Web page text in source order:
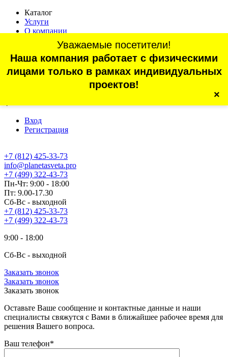
Каталог
Услуги
О компании
Статьи
Контакты
Отзывы
г. Санкт-Петербург, проспект Обуховской Обороны, 70, корп.
Вход
Регистрация
+7 (812) 425-33-73
Уважаемые посетители!
Наша компания работает с физическими
лицами только в рамках индивидуальных
проектов!
×
info@planetasveta.pro
+7 (499) 322-43-73
Пн-Чт: 9:00 - 18:00
Пт: 9.00-17.30
Сб-Вс - выходной
+7 (812) 425-33-73
+7 (499) 322-43-73
9:00 - 18:00
Сб-Вс - выходной
Заказать звонок
Заказать звонок
Заказать звонок
Оставьте Ваше сообщение и контактные данные и наши
специалисты свяжутся с Вами в ближайшее рабочее время для
решения Вашего вопроса.
Ваш телефон*